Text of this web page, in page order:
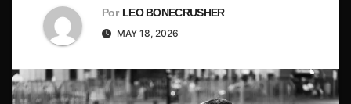
Por LEO BONECRUSHER
MAY 18, 2026